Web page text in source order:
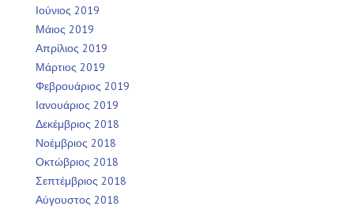
Ιούνιος 2019
Μάιος 2019
Απρίλιος 2019
Μάρτιος 2019
Φεβρουάριος 2019
Ιανουάριος 2019
Δεκέμβριος 2018
Νοέμβριος 2018
Οκτώβριος 2018
Σεπτέμβριος 2018
Αύγουστος 2018